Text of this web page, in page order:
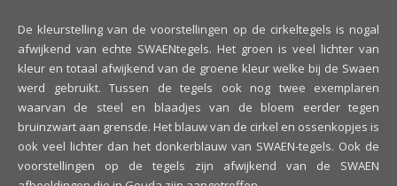
De kleurstelling van de voorstellingen op de cirkeltegels is nogal
afwijkend van echte SWAENtegels. Het groen is veel lichter van
kleur en totaal afwijkend van de groene kleur welke bij de Swaen
werd gebruikt. Tussen de tegels ook nog twee exemplaren
waarvan de steel en blaadjes van de bloem eerder tegen
bruinzwart aan grensde. Het blauw van de cirkel en ossenkopjes is
ook veel lichter dan het donkerblauw van SWAEN-tegels. Ook de
voorstellingen op de tegels zijn afwijkend van de SWAEN